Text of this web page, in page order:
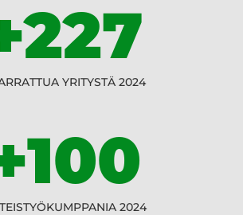
YRITYSTÄ 2024
2024